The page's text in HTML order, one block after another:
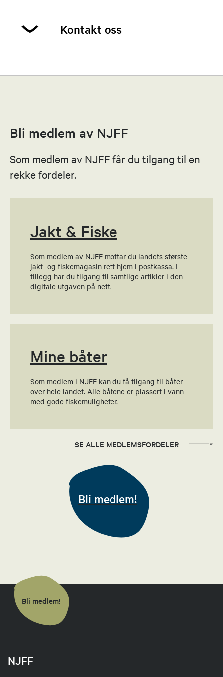
Kontakt oss
Send epost
Susann Solheim Lefdal
Send epost
Hallgeir Høydal
Styremedlem
Send epost
Morten Petterson
97024897
Send epost
Åmund Lie
Barne- og ungdomsansvarlig
Tunde F. Nesbø
95911555
Send epost
Jan Inge Magnussen
95984603
Bli medlem av NJFF
Som medlem av NJFF får du tilgang til en
rekke fordeler.
Jakt & Fiske
Som medlem av NJFF mottar du landets største
jakt- og fiskemagasin rett hjem i postkassa. I
tillegg har du tilgang til samtlige artikler i den
digitale utgaven på nett.
Mine båter
Som medlem i NJFF kan du få tilgang til båter
over hele landet. Alle båtene er plassert i vann
med gode fiskemuligheter.
SE ALLE MEDLEMSFORDELER
Bli medlem!
Bli medlem!
NJFF